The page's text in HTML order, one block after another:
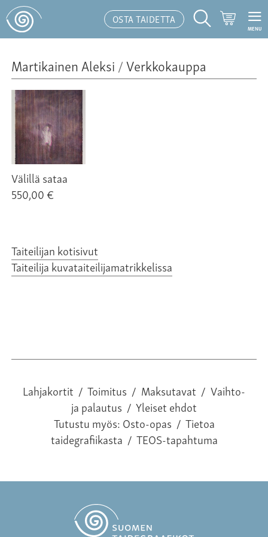
OSTA TAIDETTA
Hakutoiminto
MENU
Martikainen Aleksi/Verkkokauppa
Välillä sataa
550,00 €
Taiteilijan kotisivut
Taiteilija kuvataiteilijamatrikkelissa
Lahjakortit / Toimitus / Maksutavat / Vaihto-
ja palautus / Yleiset ehdot
Tutustu myös:Osto-opas / Tietoa
taidegrafiikasta / TEOS-tapahtuma